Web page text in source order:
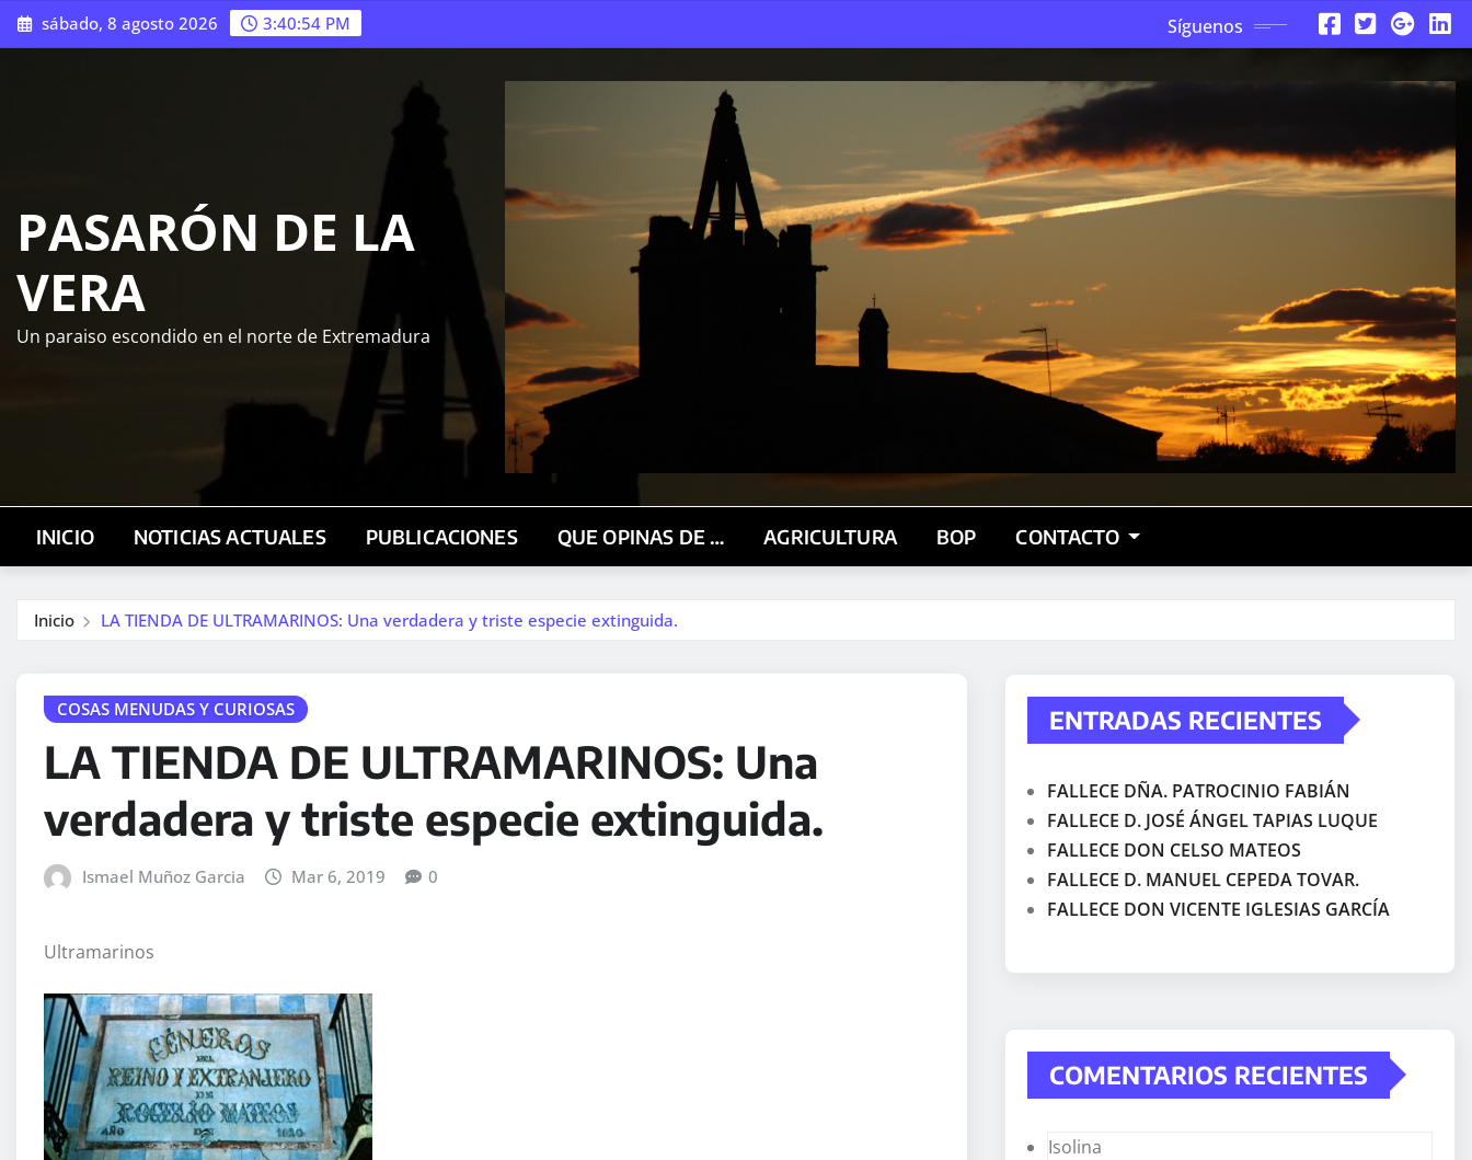
Saltar
al
sábado, 8 agosto 2026 3:40:55 PM Síguenos
PASARÓN DE LA
VERA
Un paraiso escondido en el norte de Extremadura
INICIO NOTICIAS ACTUALES PUBLICACIONES QUE OPINAS DE … AGRICULTURA BOP CONTACTO
Inicio LA TIENDA DE ULTRAMARINOS: Una verdadera y triste especie extinguida.
COSAS MENUDAS Y CURIOSAS
LA TIENDA DE ULTRAMARINOS: Una
verdadera y triste especie extinguida.
Ismael Muñoz Garcia Mar 6, 2019 0
Ultramarinos
ENTRADAS RECIENTES
FALLECE DÑA. PATROCINIO FABIÁN
FALLECE D. JOSÉ ÁNGEL TAPIAS LUQUE
FALLECE DON CELSO MATEOS
FALLECE D. MANUEL CEPEDA TOVAR.
FALLECE DON VICENTE IGLESIAS GARCÍA
COMENTARIOS RECIENTES
Isolina